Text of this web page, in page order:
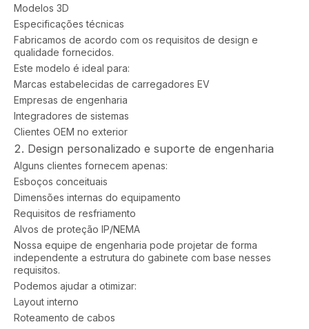
Modelos 3D
Especificações técnicas
Fabricamos de acordo com os requisitos de design e
qualidade fornecidos.
Este modelo é ideal para:
Marcas estabelecidas de carregadores EV
Empresas de engenharia
Integradores de sistemas
Clientes OEM no exterior
2. Design personalizado e suporte de engenharia
Alguns clientes fornecem apenas:
Esboços conceituais
Dimensões internas do equipamento
Requisitos de resfriamento
Alvos de proteção IP/NEMA
Nossa equipe de engenharia pode projetar de forma
independente a estrutura do gabinete com base nesses
requisitos.
Podemos ajudar a otimizar:
Layout interno
Roteamento de cabos